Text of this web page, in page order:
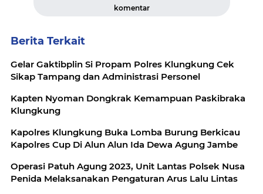
komentar
Berita Terkait
Gelar Gaktibplin Si Propam Polres Klungkung Cek
Sikap Tampang dan Administrasi Personel
Kapten Nyoman Dongkrak Kemampuan Paskibraka
Klungkung
Kapolres Klungkung Buka Lomba Burung Berkicau
Kapolres Cup Di Alun Alun Ida Dewa Agung Jambe
Operasi Patuh Agung 2023, Unit Lantas Polsek Nusa
Penida Melaksanakan Pengaturan Arus Lalu Lintas